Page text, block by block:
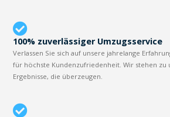
100% zuverlässiger Umzugsservice
Verlassen Sie sich auf unsere jahrelange
für höchste Kundenzufriedenheit. Wir stehen
Ergebnisse, die überzeugen.